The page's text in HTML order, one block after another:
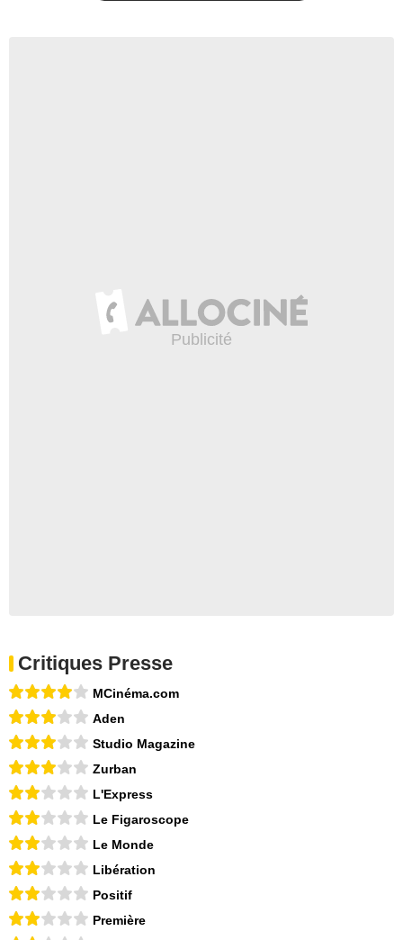
Critiques Presse
MCinéma.com
Aden
Studio Magazine
Zurban
L'Express
Le Figaroscope
Le Monde
Libération
Positif
Première